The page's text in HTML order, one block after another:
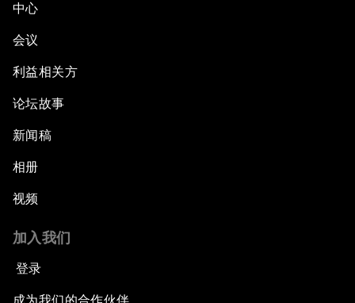
中心
会议
利益相关方
论坛故事
新闻稿
相册
视频
加入我们
登录